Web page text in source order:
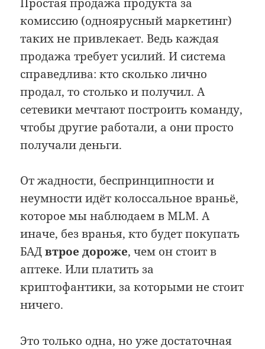
комиссию (одноярусный маркетинг)
таких не привлекает. Ведь каждая
продажа требует усилий. И система
справедлива: кто сколько лично
продал, то столько и получил. А
сетевики мечтают построить команду,
чтобы другие работали, а они просто
получали деньги.
От жадности, беспринципности и
неумности идёт колоссальное враньё,
которое мы наблюдаем в MLM. А
иначе, без вранья, кто будет покупать
БАДвтрое дороже, чем он стоит в
аптеке. Или платить за
криптофантики, за которыми не стоит
ничего.
Это только одна, но уже достаточная